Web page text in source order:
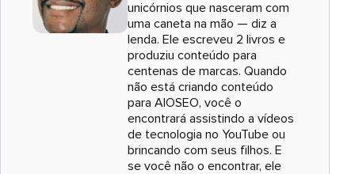
unicórnios que nasceram com
uma caneta na mão — diz a
lenda. Ele escreveu 2 livros e
produziu conteúdo para
centenas de marcas. Quando
não está criando conteúdo
para AIOSEO, você o
encontrará assistindo a vídeos
de tecnologia no YouTube ou
brincando com seus filhos. E
se você não o encontrar, ele